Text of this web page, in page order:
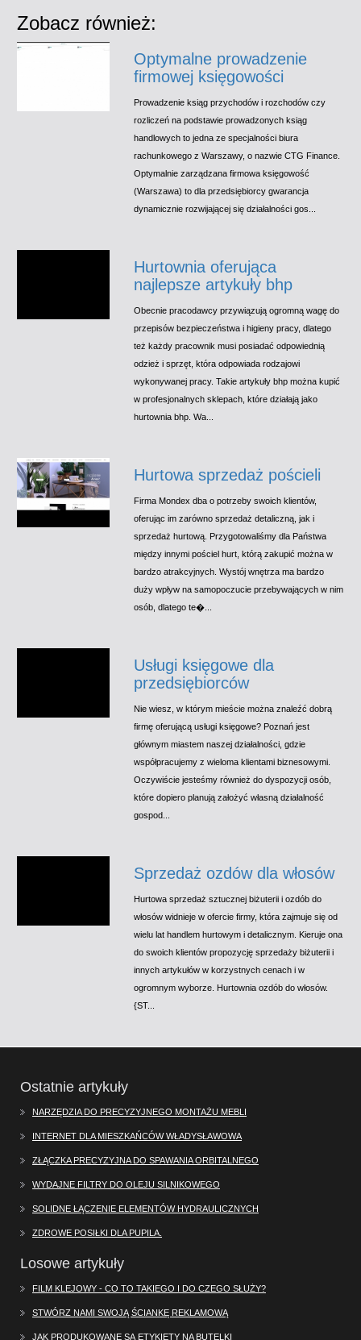
Zobacz również:
Optymalne prowadzenie
firmowej księgowości
Prowadzenie ksiąg przychodów i rozchodów czy
rozliczeń na podstawie prowadzonych ksiąg
handlowych to jedna ze specjalności biura
rachunkowego z Warszawy, o nazwie CTG Finance.
Optymalnie zarządzana firmowa księgowość
(Warszawa) to dla przedsiębiorcy gwarancja
dynamicznie rozwijającej się działalności gos...
Hurtownia oferująca
najlepsze artykuły bhp
Obecnie pracodawcy przywiązują ogromną wagę do
przepisów bezpieczeństwa i higieny pracy, dlatego
też każdy pracownik musi posiadać odpowiednią
odzież i sprzęt, która odpowiada rodzajowi
wykonywanej pracy. Takie artykuły bhp można kupić
w profesjonalnych sklepach, które działają jako
hurtownia bhp. Wa...
Hurtowa sprzedaż pościeli
Firma Mondex dba o potrzeby swoich klientów,
oferując im zarówno sprzedaż detaliczną, jak i
sprzedaż hurtową. Przygotowaliśmy dla Państwa
między innymi pościel hurt, którą zakupić można w
bardzo atrakcyjnych. Wystój wnętrza ma bardzo
duży wpływ na samopoczucie przebywających w nim
osób, dlatego te�...
Usługi księgowe dla
przedsiębiorców
Nie wiesz, w którym mieście można znaleźć dobrą
firmę oferującą usługi księgowe? Poznań jest
głównym miastem naszej działalności, gdzie
współpracujemy z wieloma klientami biznesowymi.
Oczywiście jesteśmy również do dyspozycji osób,
które dopiero planują założyć własną działalność
gospod...
Sprzedaż ozdów dla włosów
Hurtowa sprzedaż sztucznej biżuterii i ozdób do
włosów widnieje w ofercie firmy, która zajmuje się od
wielu lat handlem hurtowym i detalicznym. Kieruje ona
do swoich klientów propozycję sprzedaży biżuterii i
innych artykułów w korzystnych cenach i w
ogromnym wyborze. Hurtownia ozdób do włosów.
{ST...
Ostatnie artykuły
NARZĘDZIA DO PRECYZYJNEGO MONTAŻU MEBLI
INTERNET DLA MIESZKAŃCÓW WŁADYSŁAWOWA
ZŁĄCZKA PRECYZYJNA DO SPAWANIA ORBITALNEGO
WYDAJNE FILTRY DO OLEJU SILNIKOWEGO
SOLIDNE ŁĄCZENIE ELEMENTÓW HYDRAULICZNYCH
ZDROWE POSIŁKI DLA PUPILA.
Losowe artykuły
FILM KLEJOWY - CO TO TAKIEGO I DO CZEGO SŁUŻY?
STWÓRZ NAMI SWOJĄ ŚCIANKĘ REKLAMOWĄ
JAK PRODUKOWANE SĄ ETYKIETY NA BUTELKI